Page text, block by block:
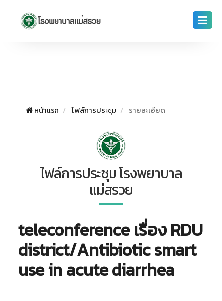
หน้าแรก ไฟล์การประชุม รายละเอียด
ไฟล์การประชุม โรงพยาบาล
แม่สรวย
teleconference เรื่อง RDU
district/Antibiotic smart
use in acute diarrhea